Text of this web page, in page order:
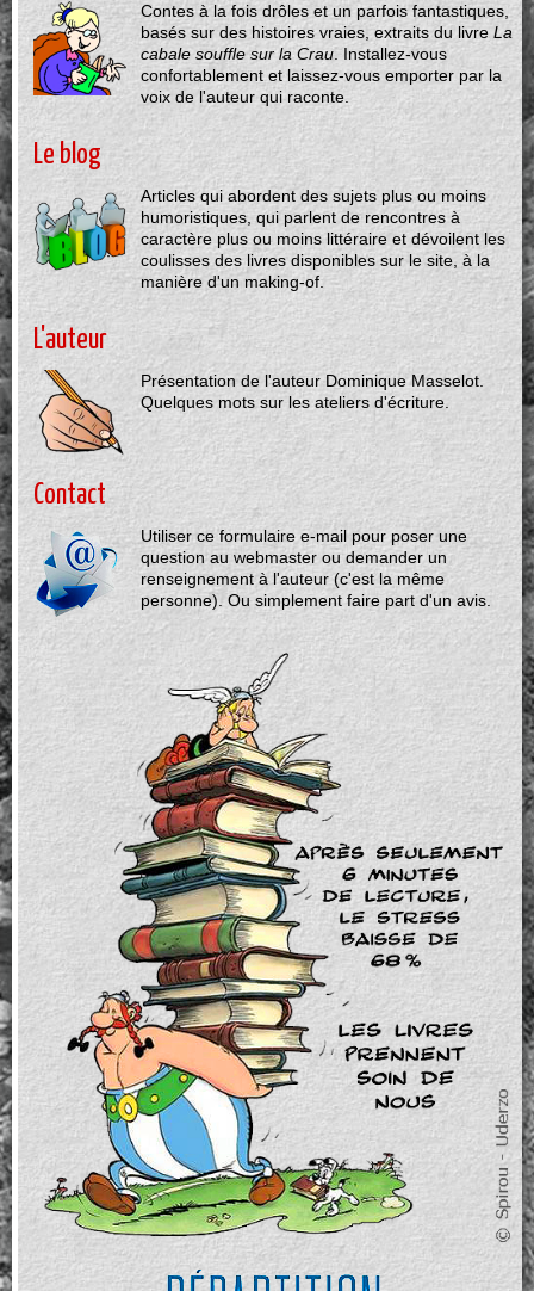
Contes à la fois drôles et un parfois fantastiques,
basés sur des histoires vraies, extraits du livre La
cabale souffle sur la Crau. Installez-vous
confortablement et laissez-vous emporter par la
voix de l'auteur qui raconte.
Le blog
Articles qui abordent des sujets plus ou moins
humoristiques, qui parlent de rencontres à
caractère plus ou moins littéraire et dévoilent les
coulisses des livres disponibles sur le site, à la
manière d'un making-of.
L'auteur
Présentation de l'auteur Dominique Masselot.
Quelques mots sur les ateliers d'écriture.
Contact
Utiliser ce formulaire e-mail pour poser une
question au webmaster ou demander un
renseignement à l'auteur (c'est la même
personne). Ou simplement faire part d'un avis.